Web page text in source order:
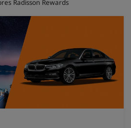
Golden Tulip
Radisson Rewards